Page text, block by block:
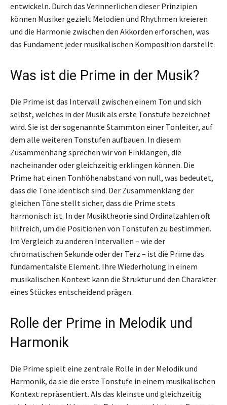
entwickeln. Durch das Verinnerlichen dieser Prinzipien
können Musiker gezielt Melodien und Rhythmen kreieren
und die Harmonie zwischen den Akkorden erforschen, was
das Fundament jeder musikalischen Komposition darstellt.
Was ist die Prime in der Musik?
Die Prime ist das Intervall zwischen einem Ton und sich
selbst, welches in der Musik als erste Tonstufe bezeichnet
wird. Sie ist der sogenannte Stammton einer Tonleiter, auf
dem alle weiteren Tonstufen aufbauen. In diesem
Zusammenhang sprechen wir von Einklängen, die
nacheinander oder gleichzeitig erklingen können. Die
Prime hat einen Tonhöhenabstand von null, was bedeutet,
dass die Töne identisch sind. Der Zusammenklang der
gleichen Töne stellt sicher, dass die Prime stets
harmonisch ist. In der Musiktheorie sind Ordinalzahlen oft
hilfreich, um die Positionen von Tonstufen zu bestimmen.
Im Vergleich zu anderen Intervallen – wie der
chromatischen Sekunde oder der Terz – ist die Prime das
fundamentalste Element. Ihre Wiederholung in einem
musikalischen Kontext kann die Struktur und den Charakter
eines Stückes entscheidend prägen.
Rolle der Prime in Melodik und
Harmonik
Die Prime spielt eine zentrale Rolle in der Melodik und
Harmonik, da sie die erste Tonstufe in einem musikalischen
Kontext repräsentiert. Als das kleinste und gleichzeitig